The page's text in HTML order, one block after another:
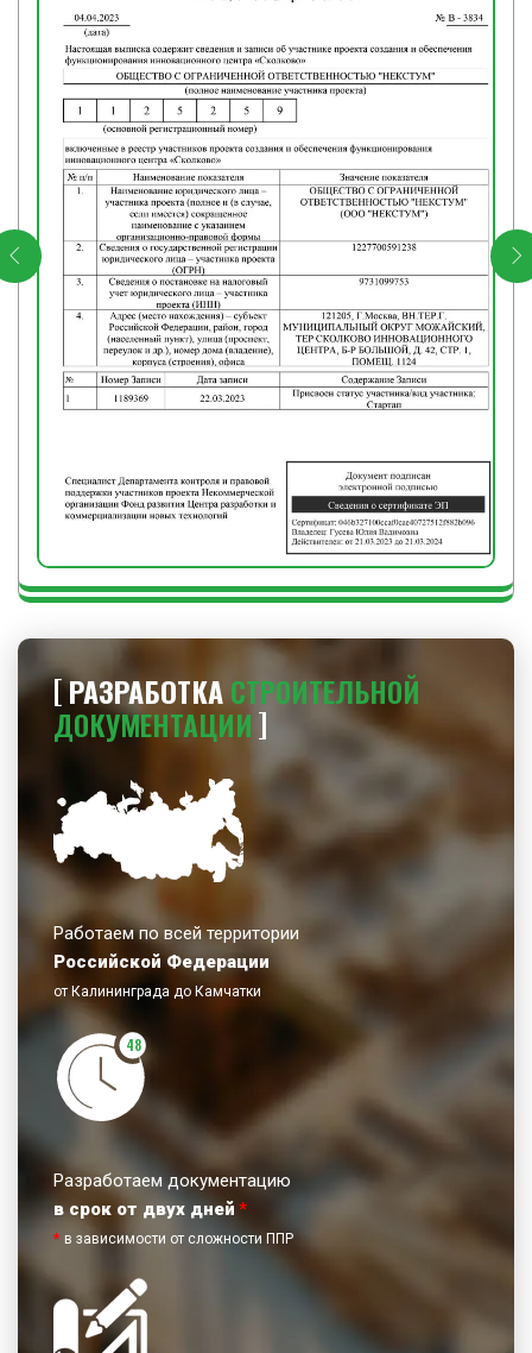
РАЗРАБОТКАСТРОИТЕЛЬНОЙ
ДОКУМЕНТАЦИИ
Работаем по всей территории
Российской Федерации
от Калининграда до Камчатки
48
Разработаем документацию
в срок от двух дней *
* в зависимости от сложности ППР